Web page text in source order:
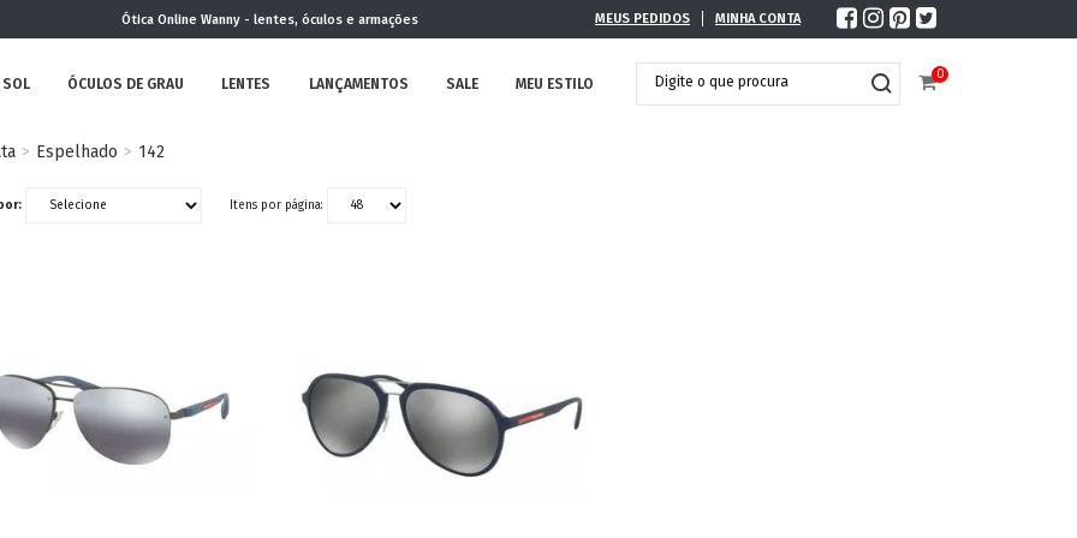
Ótica Online Wanny - lentes, óculos e armações MEUS PEDIDOS MINHA CONTA
SOL ÓCULOS DE GRAU LENTES LANÇAMENTOS SALE MEU ESTILO
0
COLEÇÃO
Espelhado 142
Itens por página: